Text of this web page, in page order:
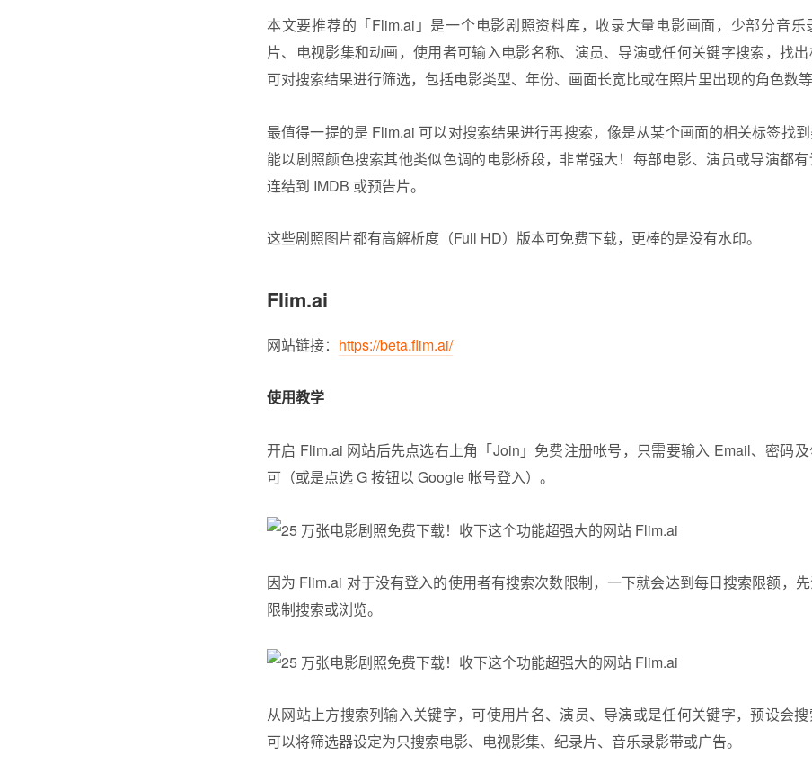
本文要推荐的「Flim.ai」是一个电影剧照资料库，收录大量电影画面，少部分音乐
片、电视影集和动画，使用者可输入电影名称、演员、导演或任何关键字搜索，找
可对搜索结果进行筛选，包括电影类型、年份、画面长宽比或在照片里出现的角色数等
最值得一提的是 Flim.ai 可以对搜索结果进行再搜索，像是从某个画面的相关标签找
能以剧照颜色搜索其他类似色调的电影桥段，非常强大！每部电影、演员或导演都
连结到 IMDB 或预告片。
这些剧照图片都有高解析度（Full HD）版本可免费下载，更棒的是没有水印。
Flim.ai
网站链接： https://beta.flim.ai/
使用教学
开启 Flim.ai 网站后先点选右上角「Join」免费注册帐号，只需要输入 Email、密码
可（或是点选 G 按钮以 Google 帐号登入）。
因为 Flim.ai 对于没有登入的使用者有搜索次数限制，一下就会达到每日搜索限额，
限制搜索或浏览。
从网站上方搜索列输入关键字，可使用片名、演员、导演或是任何关键字，预设会搜
可以将筛选器设定为只搜索电影、电视影集、纪录片、音乐录影带或广告。